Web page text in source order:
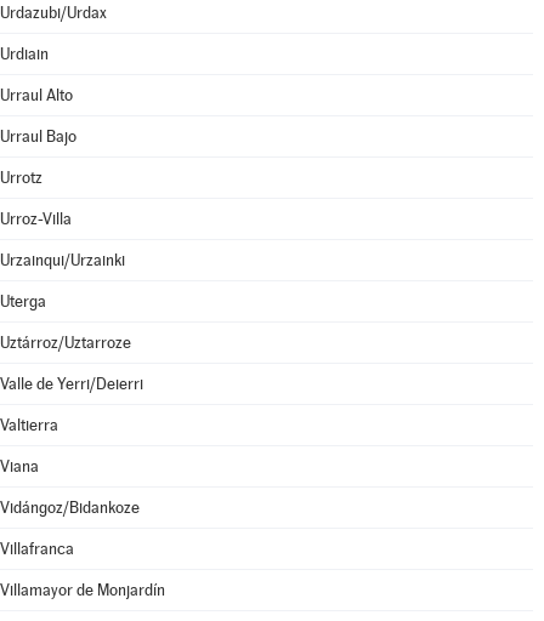
Urdazubi/Urdax
Urdiain
Urraul Alto
Urraul Bajo
Urrotz
Urroz-Villa
Urzainqui/Urzainki
Uterga
Uztárroz/Uztarroze
Valle de Yerri/Deierri
Valtierra
Viana
Vidángoz/Bidankoze
Villafranca
Villamayor de Monjardín